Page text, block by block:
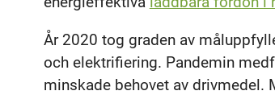
År 2020 tog graden av
och elektrifiering. Pandemin
minskade behovet av drivmedel.